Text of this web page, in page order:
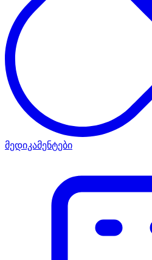
მედიკამენტები